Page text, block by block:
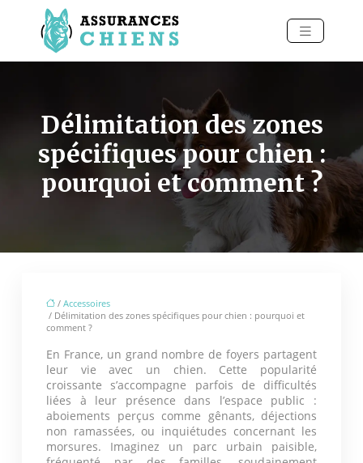
Délimitation des zones
spécifiques pour chien :
pourquoi et comment ?
/ Accessoires
/ Délimitation des zones spécifiques pour chien : pourquoi et
comment ?
En France, un grand nombre de foyers partagent
leur vie avec un chien. Cette popularité
croissante s’accompagne parfois de difficultés
liées à leur présence dans l’espace public :
aboiements perçus comme gênants, déjections
non ramassées, ou inquiétudes concernant les
morsures. Imaginez un parc urbain paisible,